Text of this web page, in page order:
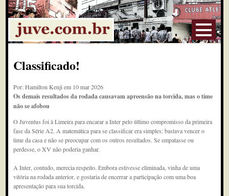
Classificado!
Por: Hamilton Kenji em 10 mar 2026
Os demais resultados da rodada causavam apreensão na torcida, mas o time
não se afobou
O Juventus foi à Limeira para encarar a Inter pelo último compromisso da primeira
fase da Série A2. A matemática para se classificar era simples: bastava vencer o
time da casa e não se preocupar com os outros resultados. Se empatasse ou
perdesse, o XV não poderia ganhar.
A Inter, contudo, merecia respeito. Embora estivesse eliminada, vinha de uma
vitória na rodada anterior, e gostaria de encerrar a participação com uma boa
apresentação para sua torcida.